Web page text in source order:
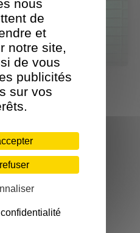
WATCH,
toute sa
pas. Pas par
survie. Des lieux
nous
de
et
notre site,
de vous
publicités
sur vos